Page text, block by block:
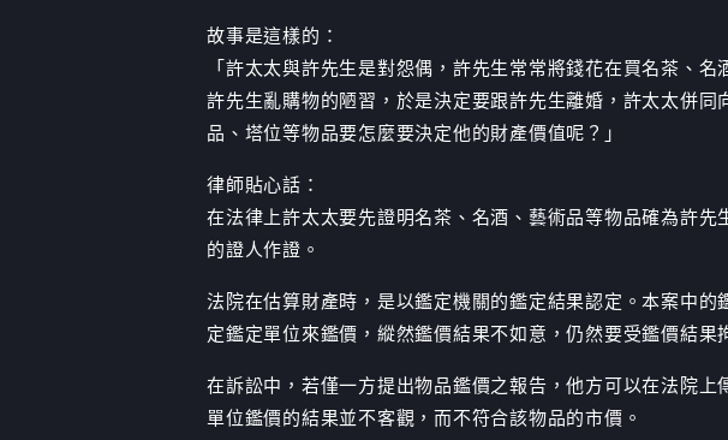
故事是這樣的：
「許太太與許先生是對怨偶，許先生常常將錢花在買名茶、
許先生亂購物的陋習，於是決定要跟許先生離婚，許太太併
品、塔位等物品要怎麼要決定他的財產價值呢？」
律師貼心話：
在法律上許太太要先證明名茶、名酒、藝術品等物品確為許
的證人作證。
法院在估算財產時，是以鑑定機關的鑑定結果認定。本案中
定鑑定單位來鑑價，縱然鑑價結果不如意，仍然要受鑑價結果
在訴訟中，若僅一方提出物品鑑價之報告，他方可以在法院
單位鑑價的結果並不客觀，而不符合該物品的市價。